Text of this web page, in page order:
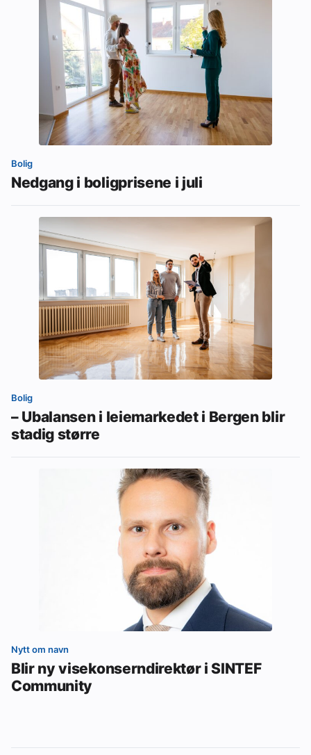
Bolig
Nedgang i boligprisene i juli
Bolig
– Ubalansen i leiemarkedet i Bergen blir
stadig større
Nytt om navn
Blir ny visekonserndirektør i SINTEF
Community